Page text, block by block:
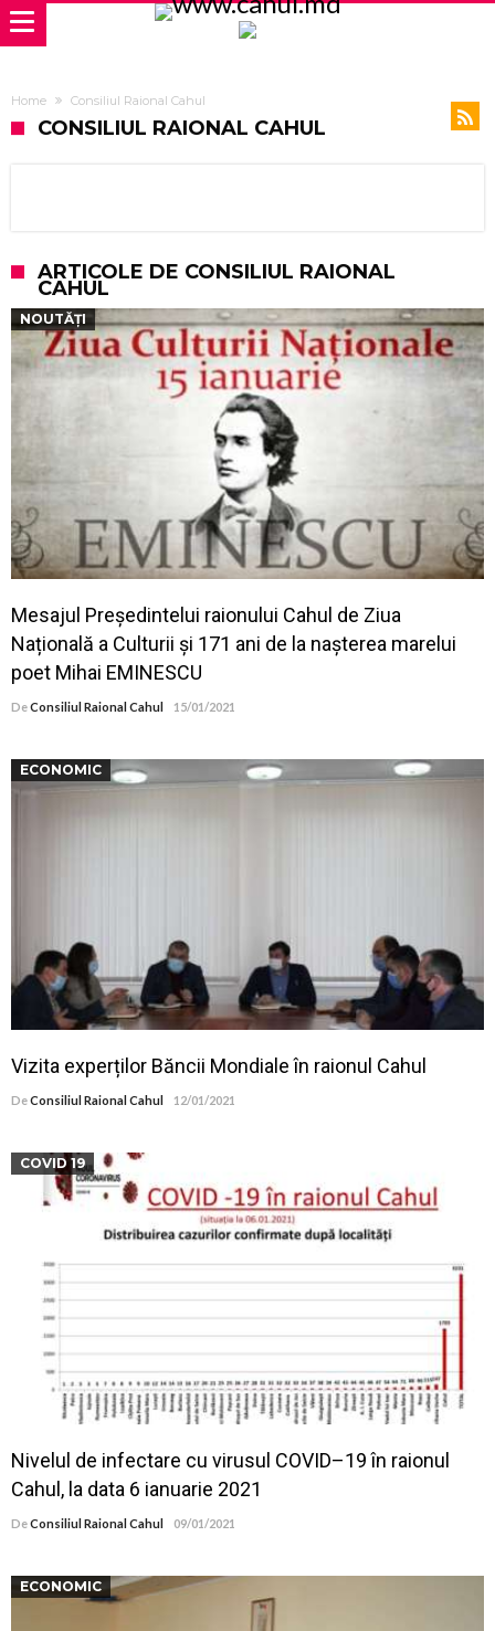
Home Consiliul Raional Cahul
CONSILIUL RAIONAL CAHUL
ARTICOLE DE CONSILIUL RAIONAL
CAHUL
NOUTĂȚI
Mesajul Președintelui raionului Cahul de Ziua
Națională a Culturii și 171 ani de la nașterea marelui
poet Mihai EMINESCU
DeConsiliul Raional Cahul 15/01/2021
ECONOMIC
Vizita experților Băncii Mondiale în raionul Cahul
DeConsiliul Raional Cahul 12/01/2021
COVID 19
Nivelul de infectare cu virusul COVID–19 în raionul
Cahul, la data 6 ianuarie 2021
DeConsiliul Raional Cahul 09/01/2021
ECONOMIC